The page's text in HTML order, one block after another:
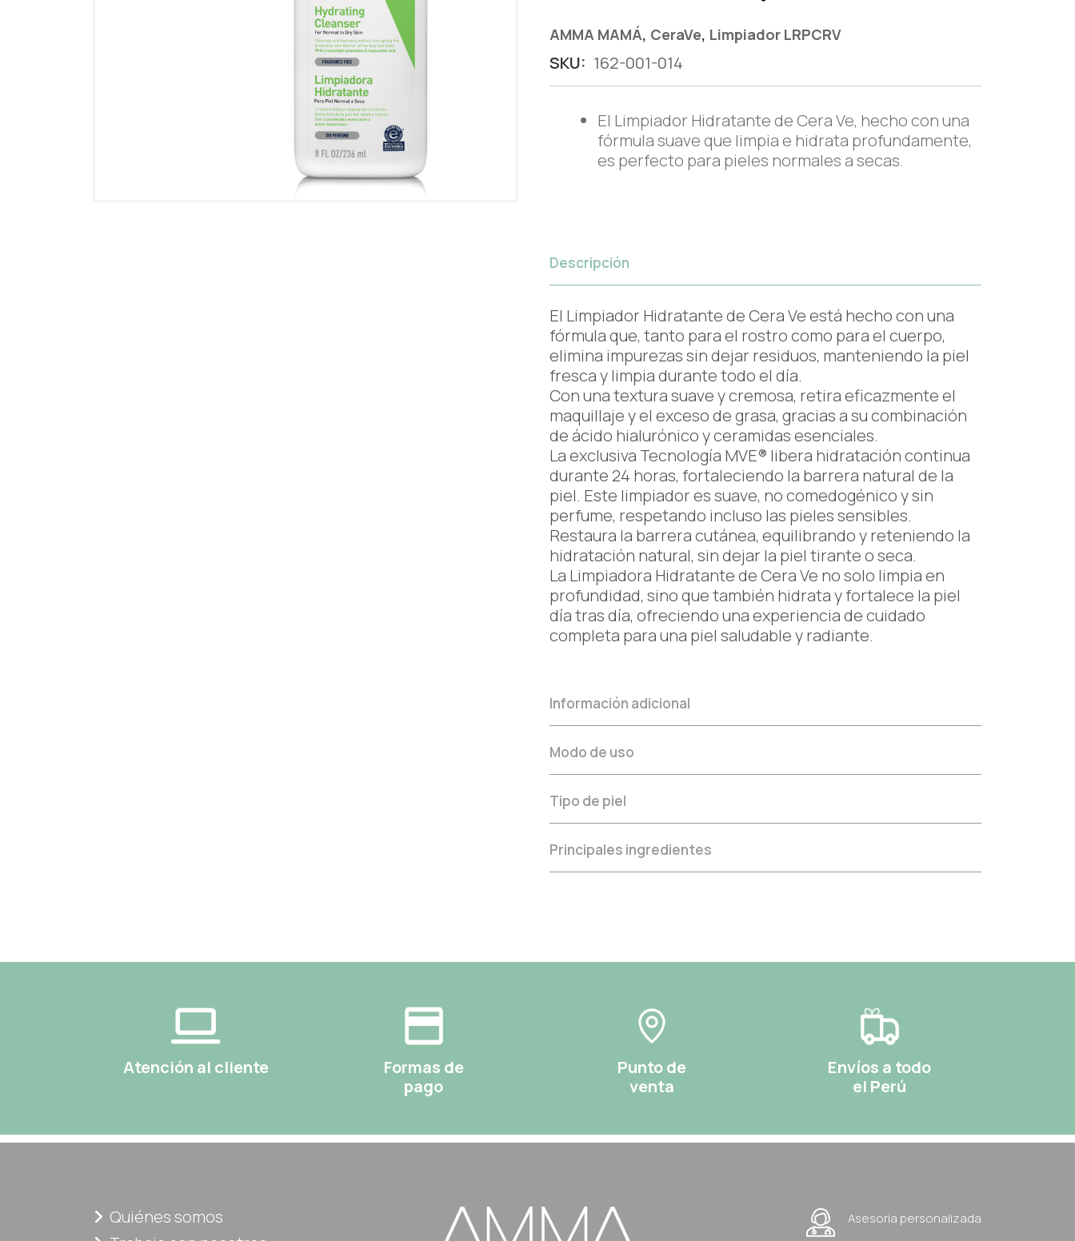
AMMA MAMÁ, CeraVe, Limpiador LRPCRV
SKU: 162-001-014
El Limpiador Hidratante de Cera Ve, hecho con una
fórmula suave que limpia e hidrata profundamente,
es perfecto para pieles normales a secas.
Descripción
El Limpiador Hidratante de Cera Ve está hecho con una
fórmula que, tanto para el rostro como para el cuerpo,
elimina impurezas sin dejar residuos, manteniendo la piel
fresca y limpia durante todo el día.
Con una textura suave y cremosa, retira eficazmente el
maquillaje y el exceso de grasa, gracias a su combinación
de ácido hialurónico y ceramidas esenciales.
La exclusiva Tecnología MVE® libera hidratación continua
durante 24 horas, fortaleciendo la barrera natural de la
piel. Este limpiador es suave, no comedogénico y sin
perfume, respetando incluso las pieles sensibles.
Restaura la barrera cutánea, equilibrando y reteniendo la
hidratación natural, sin dejar la piel tirante o seca.
La Limpiadora Hidratante de Cera Ve no solo limpia en
profundidad, sino que también hidrata y fortalece la piel
día tras día, ofreciendo una experiencia de cuidado
completa para una piel saludable y radiante.
Información adicional
Modo de uso
Tipo de piel
Principales ingredientes
Atención al cliente
Formas de
pago
Punto de
venta
Envíos a todo
el Perú
Quiénes somos
Asesoría personalizada